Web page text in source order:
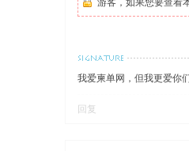
游客，如果您要查看
我爱柬单网，但我更爱你
回复